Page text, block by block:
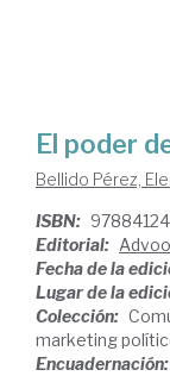
El poder
Bellido Pérez,
ISBN:
Editorial:
Fecha de la
Lugar de la
Colección:
marketing
Encuadernación: